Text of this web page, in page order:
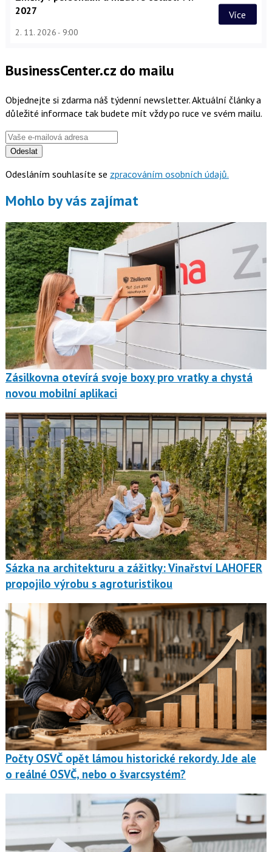
2027
2. 11. 2026 9:00
Více
BusinessCenter.cz do mailu
Objednejte si zdarma náš týdenní newsletter. Aktuální články a
důležité informace tak budete mít vždy po ruce ve svém mailu.
Odeslat
Odesláním souhlasíte se zpracováním osobních údajů.
Mohlo by vás zajímat
Zásilkovna otevírá svoje boxy pro vratky a chystá
novou mobilní aplikaci
Sázka na architekturu a zážitky: Vinařství LAHOFER
propojilo výrobu s agroturistikou
Počty OSVČ opět lámou historické rekordy. Jde ale
o reálné OSVČ, nebo o švarcsystém?